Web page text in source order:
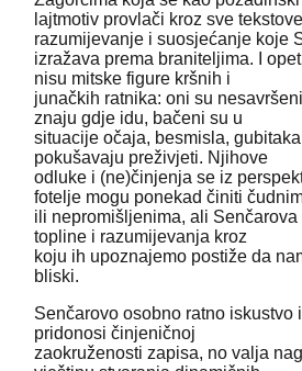
lajtmotiv provlači kroz sve
razumijevanje i suosjećanje koje
izražava prema braniteljima. I
nisu mitske figure kršnih i
junačkih ratnika: oni su
znaju gdje idu, bačeni su u
situacije očaja, besmisla,
pokušavaju preživjeti. Njihove
odluke i (ne)činjenja se iz
fotelje mogu ponekad činiti
ili nepromišljenima, ali
topline i razumijevanja kroz
koju ih upoznajemo postiže da
bliski.
Senčarovo osobno ratno iskustvo
pridonosi činjeničnoj
zaokruženosti zapisa, no valja